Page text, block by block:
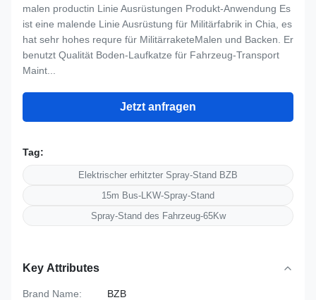
malen productin Linie Ausrüstungen Produkt-Anwendung Es
ist eine malende Linie Ausrüstung für Militärfabrik in Chia, es
hat sehr hohes requre für MilitärraketeMalen und Backen. Er
benutzt Qualität Boden-Laufkatze für Fahrzeug-Transport
Maint...
Jetzt anfragen
Tag:
Elektrischer erhitzter Spray-Stand BZB
15m Bus-LKW-Spray-Stand
Spray-Stand des Fahrzeug-65Kw
Key Attributes
Brand Name:
BZB